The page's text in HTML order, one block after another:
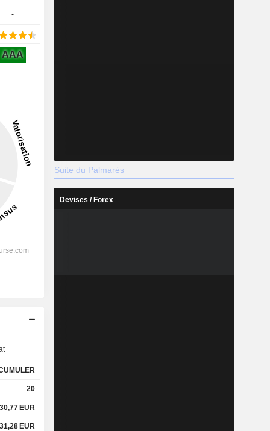
-
AAA
20
30,77 EUR
31,28 EUR
Suite du Palmarès
Devises / Forex